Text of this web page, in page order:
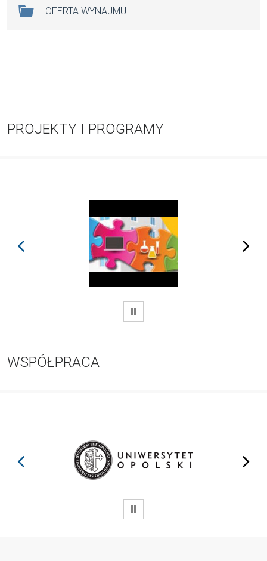
OFERTA WYNAJMU
PROJEKTY I PROGRAMY
prev next
WSTRZYMAJ
WSPÓŁPRACA
prev next
WSTRZYMAJ